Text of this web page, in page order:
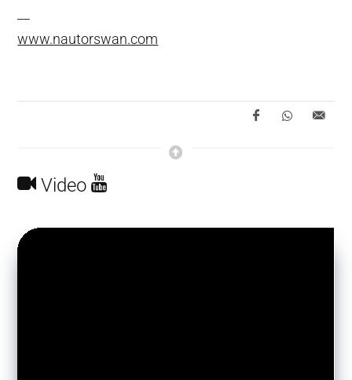
www.nautorswan.com
Video